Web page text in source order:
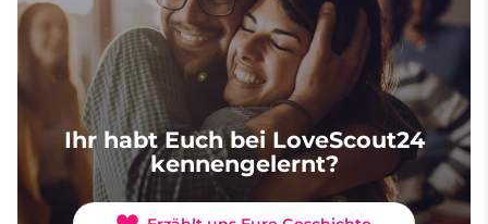
Ihr habt Euch bei LoveScout24
kennengelernt?